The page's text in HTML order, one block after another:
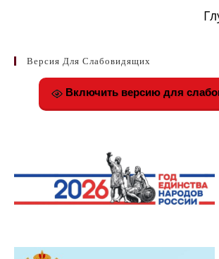
Версия Для Слабовидящих
Включить версию для